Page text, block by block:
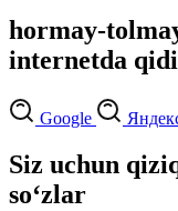
hormay-
internetda
Google
Siz uchun
so‘zlar